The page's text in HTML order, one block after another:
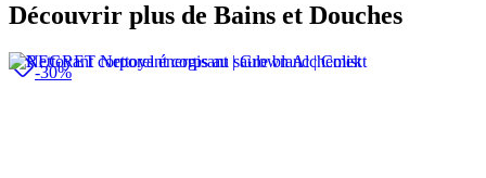
Découvrir plus de Bains et Douches
-30%